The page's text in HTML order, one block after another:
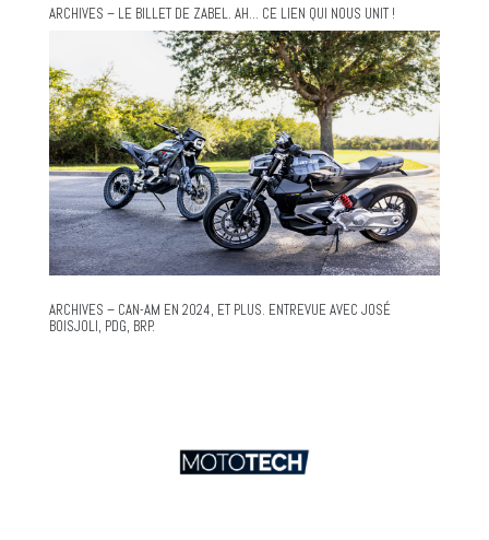
ARCHIVES – LE BILLET DE ZABEL. AH… CE LIEN QUI NOUS UNIT !
ARCHIVES – CAN-AM EN 2024, ET PLUS. ENTREVUE AVEC JOSÉ
BOISJOLI, PDG, BRP.